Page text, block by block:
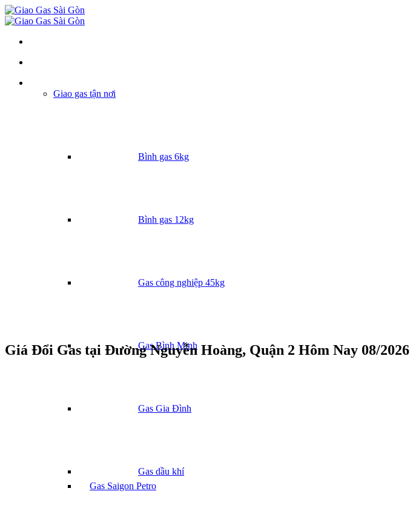
Giao gas tận nơi
Bình gas 6kg
Bình gas 12kg
Gas công nghiệp 45kg
Gas Bình Minh
Gas Gia Đình
Gas dầu khí
Gas Saigon Petro
Giá Đổi Gas tại Đường Nguyễn Hoàng, Quận 2 Hôm Nay 08/2026